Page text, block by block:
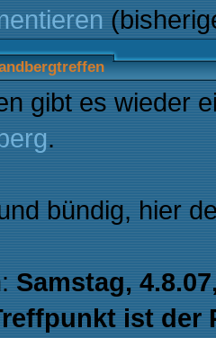
gibt es wieder
.
bündig, hier
Samstag,
ist der